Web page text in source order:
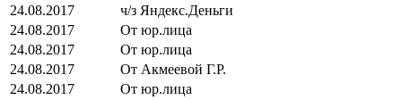
24.08.2017
ч/з Яндекс.Деньги
24.08.2017
От юр.лица
24.08.2017
От юр.лица
24.08.2017
От Акмеевой Г.Р.
24.08.2017
От юр.лица